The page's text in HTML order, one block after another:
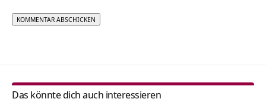
Das könnte dich auch interessieren